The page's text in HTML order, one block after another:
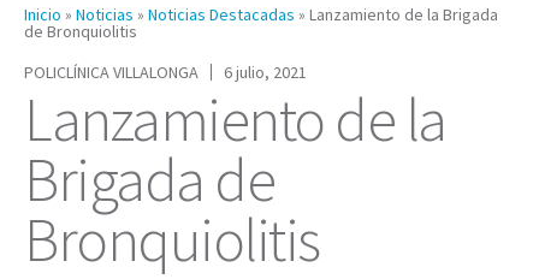
Inicio » Noticias » Noticias Destacadas » Lanzamiento de la Brigada
de Bronquiolitis
POLICLÍNICA VILLALONGA
6 julio, 2021
Lanzamiento de la
Brigada de
Bronquiolitis